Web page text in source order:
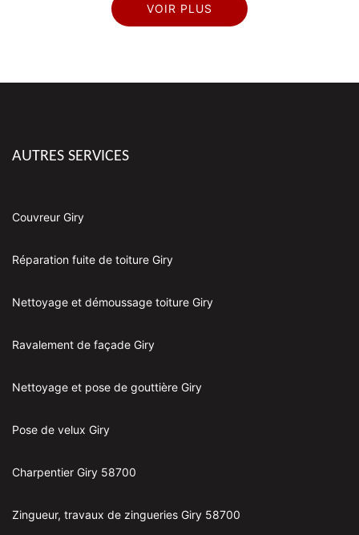
VOIR PLUS
AUTRES SERVICES
Couvreur Giry
Réparation fuite de toiture Giry
Nettoyage et démoussage toiture Giry
Ravalement de façade Giry
Nettoyage et pose de gouttière Giry
Pose de velux Giry
Charpentier Giry 58700
Zingueur, travaux de zingueries Giry 58700